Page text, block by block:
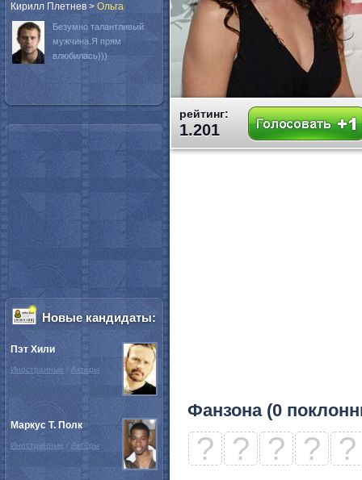
рейтинг:
1.201
Фанзона (0
? ? ? ? ?
Кирилл Плетнев > Oльга
Безумно талантливый
мужчина.Я прям
влюбилась)))
Новые кандидаты:
Пэт Хили
Иностранные / Актёры
Маркус Т. Полк
Иностранные / Актёры